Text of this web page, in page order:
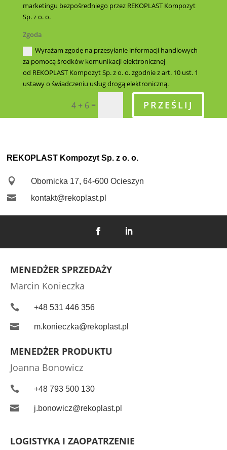
marketingu bezpośredniego przez REKOPLAST Kompozyt
Sp. z o. o.
Zgoda
Wyrażam zgodę na przesyłanie informacji handlowych
za pomocą środków komunikacji elektronicznej
od REKOPLAST Kompozyt Sp. z o. o. zgodnie z art. 10 ust. 1
ustawy o świadczeniu usług drogą elektroniczną.
4 + 6 = PRZEŚLIJ
REKOPLAST Kompozyt Sp. z o. o.
 Obornicka 17, 64-600 Ocieszyn
 kontakt@rekoplast.pl
MENEDŻER SPRZEDAŻY
Marcin Konieczka
 +48 531 446 356
 m.konieczka@rekoplast.pl
MENEDŻER PRODUKTU
Joanna Bonowicz
 +48 793 500 130
 j.bonowicz@rekoplast.pl
LOGISTYKA I ZAOPATRZENIE